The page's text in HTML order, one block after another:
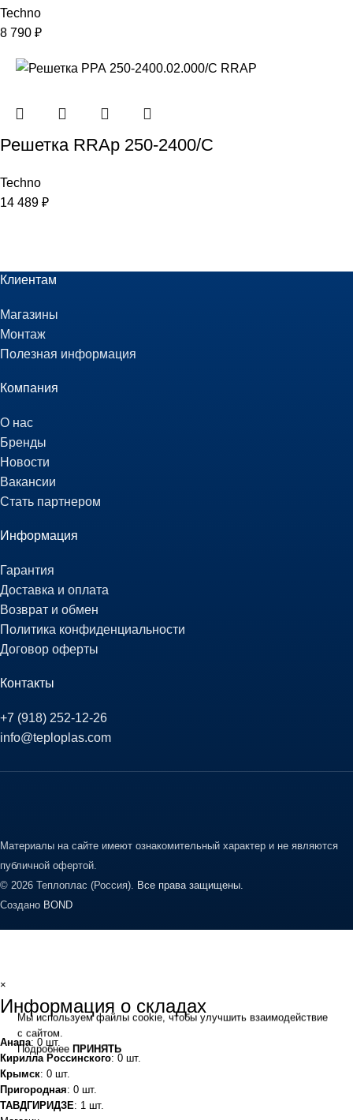
Techno
8 790 ₽
Решетка RRAp 250-2400/С
Techno
14 489 ₽
Клиентам
Магазины
Монтаж
Полезная информация
Компания
О нас
Бренды
Новости
Вакансии
Стать партнером
Информация
Гарантия
Доставка и оплата
Возврат и обмен
Политика конфиденциальности
Договор оферты
Контакты
+7 (918) 252-12-26
info@teploplas.com
Материалы на сайте имеют ознакомительный характер и не являются
публичной офертой.
© 2026 Теплоплас (Россия). Все права защищены.
Создано BOND
Мы используем файлы cookie, чтобы улучшить взаимодействие
с сайтом.
Подробнее ПРИНЯТЬ
×
Информация о складах
Анапа: 0 шт.
Кирилла Россинского: 0 шт.
Крымск: 0 шт.
Пригородная: 0 шт.
ТАВДГИРИДЗЕ: 1 шт.